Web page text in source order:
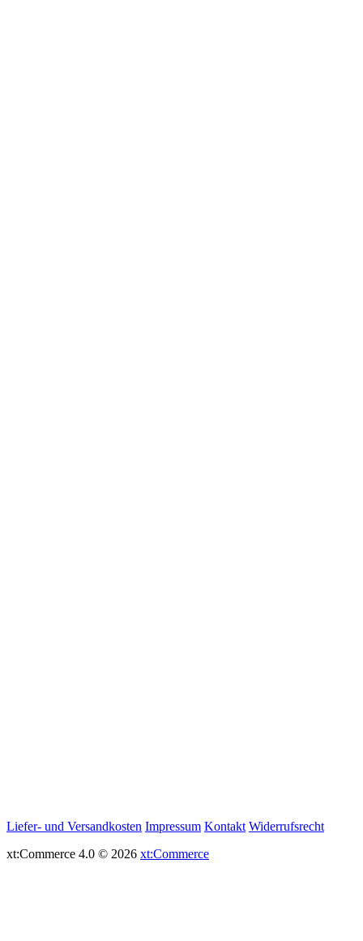
Liefer- und Versandkosten Impressum Kontakt Widerrufsrecht
xt:Commerce 4.0 © 2026 xt:Commerce